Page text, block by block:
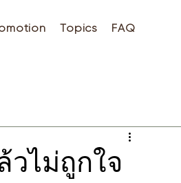
Topics FAQ
ไม่ถูกใจ